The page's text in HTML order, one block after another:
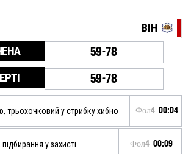
ВІН
59-78
59-78
, трьохочковий у стрибку хибно Фол4 00:04
підбирання у захисті Фол4 00:09